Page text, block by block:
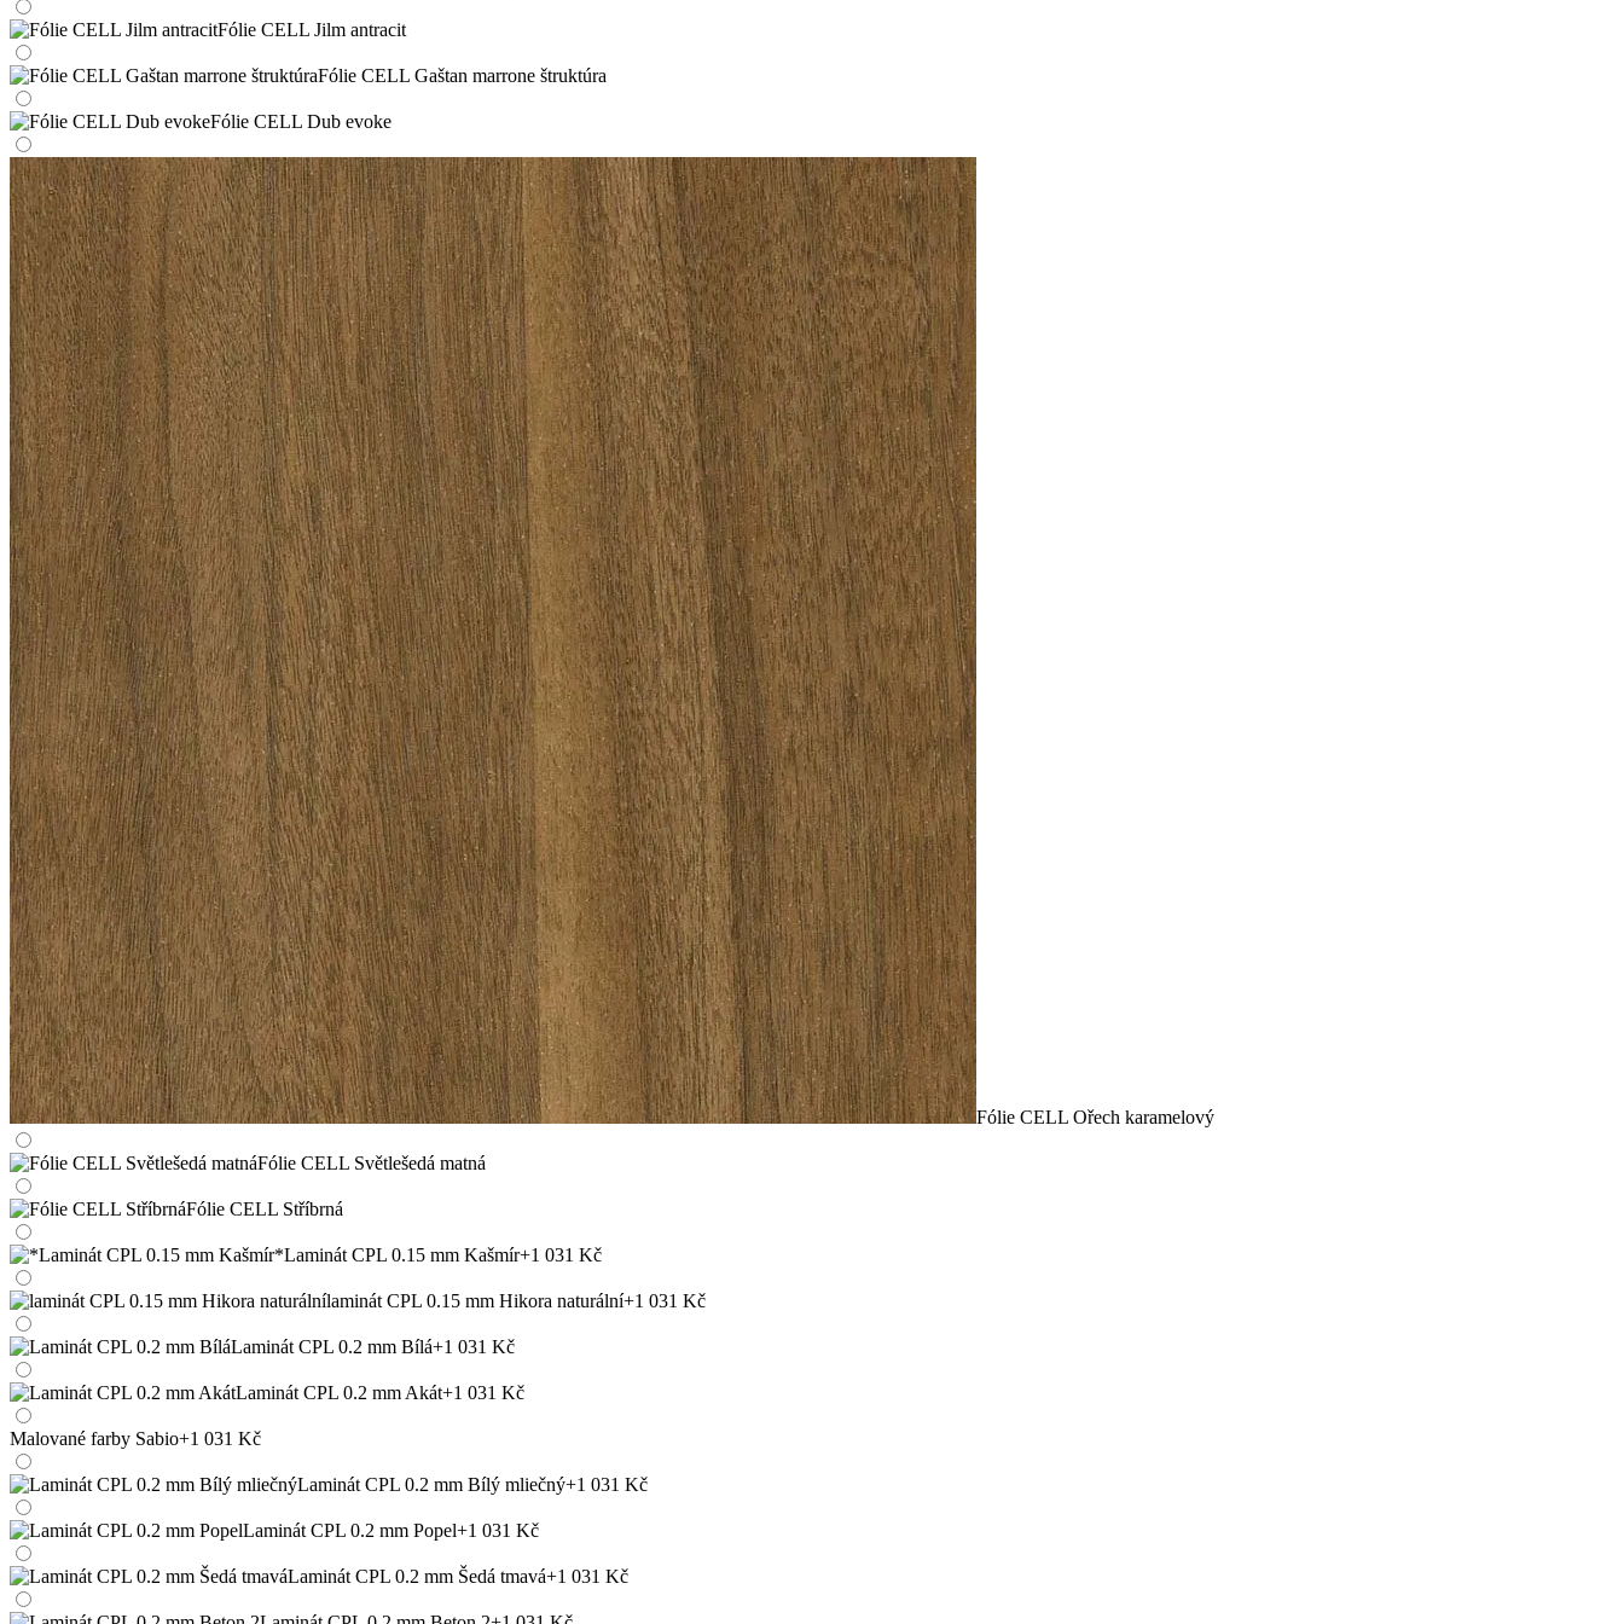
Fólie CELL Jilm antracit
Fólie CELL Gaštan marrone štruktúra
Fólie CELL Dub evoke
Fólie CELL Ořech karamelový
Fólie CELL Světlešedá matná
Fólie CELL Stříbrná
*Laminát CPL 0.15 mm Kašmír+1 031 Kč
laminát CPL 0.15 mm Hikora naturální+1 031 Kč
Laminát CPL 0.2 mm Bílá+1 031 Kč
Laminát CPL 0.2 mm Akát+1 031 Kč
Malované farby Sabio+1 031 Kč
Laminát CPL 0.2 mm Bílý mliečný+1 031 Kč
Laminát CPL 0.2 mm Popel+1 031 Kč
Laminát CPL 0.2 mm Šedá tmavá+1 031 Kč